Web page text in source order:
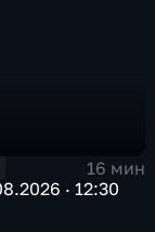
16 мин
· 12:30